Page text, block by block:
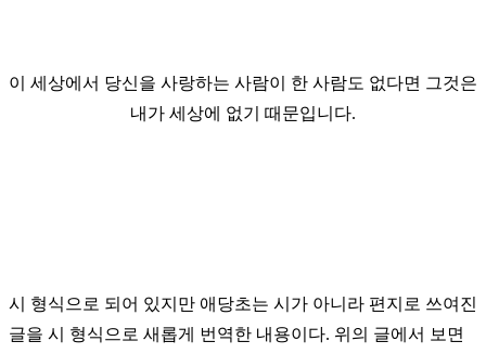
이 세상에서 당신을 사랑하는 사람이 한 사람도 없다면 그것은
내가 세상에 없기 때문입니다.
시 형식으로 되어 있지만 애당초는 시가 아니라 편지로 쓰여진
글을 시 형식으로 새롭게 번역한 내용이다. 위의 글에서 보면